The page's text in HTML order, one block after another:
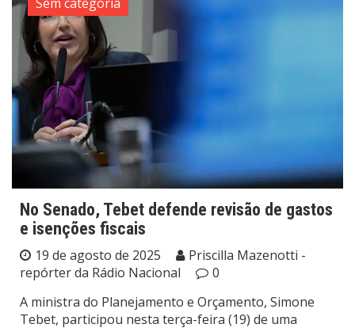
No Senado, Tebet defende revisão de gastos
e isenções fiscais
19 de agosto de 2025
Priscilla Mazenotti -
repórter da Rádio Nacional
0
A ministra do Planejamento e Orçamento, Simone
Tebet, participou nesta terça-feira (19) de uma